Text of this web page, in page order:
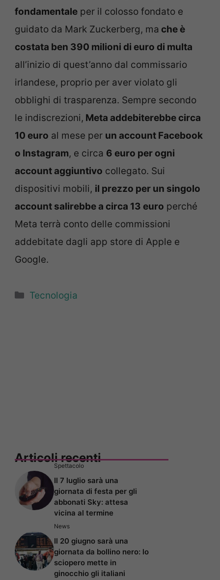
fondamentale per il colosso fondato e
guidato da Mark Zuckerberg, ma che è
costata ben 390 milioni di euro di multa
all’inizio di quest’anno dal commissario
irlandese, proprio per aver violato gli
obblighi di trasparenza. Sempre secondo
le indiscrezioni, Meta addebiterebbe circa
10 euro al mese per un account Facebook
o Instagram, e circa 6 euro per ogni
account aggiuntivo collegato. Sui
dispositivi mobili, il prezzo per un singolo
account salirebbe a circa 13 euro perché
Meta terrà conto delle commissioni
addebitate dagli app store di Apple e
Google.
Categorie
Tecnologia
Articoli recenti
Spettacolo
Il 7 luglio sarà una
giornata di festa per gli
abbonati Sky: attesa
vicina al termine
News
Il 20 giugno sarà una
giornata da bollino nero: lo
sciopero mette in
ginocchio gli italiani